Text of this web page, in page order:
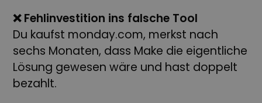
❌ Fehlinvestition ins falsche Tool
Du kaufst monday.com, merkst nach
sechs Monaten, dass Make die eigentliche
Lösung gewesen wäre und hast doppelt
bezahlt.